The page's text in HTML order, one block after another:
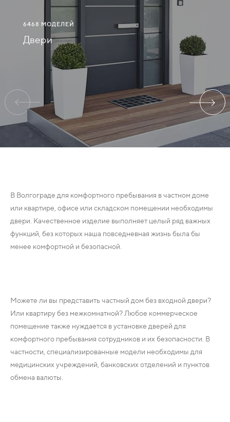
ВОЙТИ
ВОЛГОГРАД
6468 МОДЕЛЕЙ
Двери
В Волгограде для комфортного пребывания в частном доме
или квартире, офисе или складском помещении необходимы
двери. Качественное изделие выполняет целый ряд важных
функций, без которых наша повседневная жизнь была бы
менее комфортной и безопасной.
Можете ли вы представить частный дом без входной двери?
Или квартиру без межкомнатной? Любое коммерческое
помещение также нуждается в установке дверей для
комфортного пребывания сотрудников и их безопасности. В
частности, специализированные модели необходимы для
медицинских учреждений, банковских отделений и пунктов
обмена валюты.